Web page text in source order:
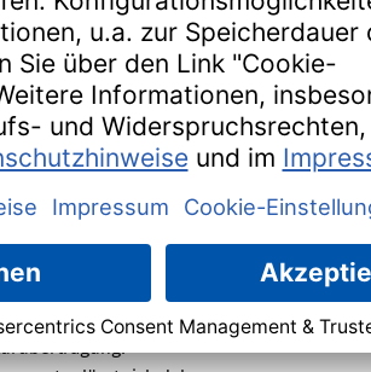
weltweit einzigartigen System
Brennerkraft gleichmäßig und
den Grillrost und schafft
Risiko von Hitzeblöcken und
ab.
Technologie eine
Temperaturverteilung bei
hoher